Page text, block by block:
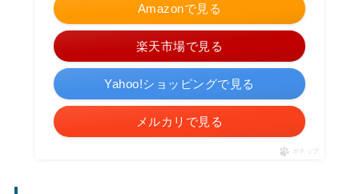
Amazonで見る
楽天市場で見る
Yahoo!ショッピングで見る
メルカリで見る
ポチップ